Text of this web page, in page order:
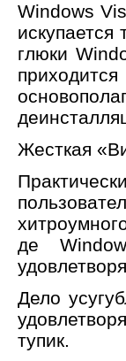
Windows
глюки
Жесткая
де
Дело
тупик.